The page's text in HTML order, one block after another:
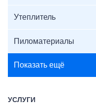
Утеплитель
Пиломатериалы
Показать ещё
УСЛУГИ